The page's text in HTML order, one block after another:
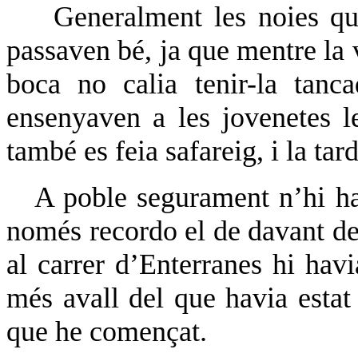
Generalment les noies
passaven bé, ja que mentre
boca no calia tenir-la
ensenyaven a les
també es feia safareig, i la
A poble segurament n’hi
només recordo el de davant
al carrer d’Enterranes hi
més avall del que havia
que he començat.